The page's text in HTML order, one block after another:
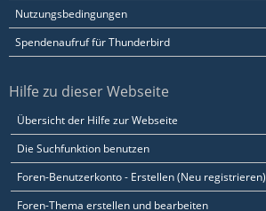
Nutzungsbedingungen
Spendenaufruf für Thunderbird
Hilfe zu dieser Webseite
Übersicht der Hilfe zur Webseite
Die Suchfunktion benutzen
Foren-Benutzerkonto - Erstellen (Neu registrieren)
Foren-Thema erstellen und bearbeiten